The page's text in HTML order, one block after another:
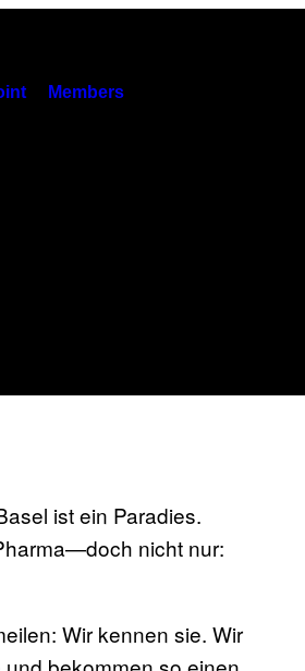
Members
ist ein Paradies.
nicht nur:
Wir kennen sie. Wir